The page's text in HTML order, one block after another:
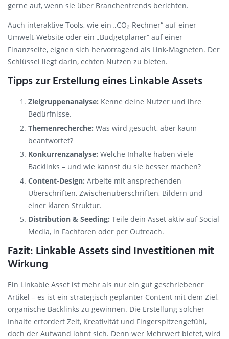
gerne auf, wenn sie über Branchentrends berichten.
Auch interaktive Tools, wie ein „CO₂-Rechner“ auf einer
Umwelt-Website oder ein „Budgetplaner“ auf einer
Finanzseite, eignen sich hervorragend als Link-Magneten. Der
Schlüssel liegt darin, echten Nutzen zu bieten.
Tipps zur Erstellung eines Linkable Assets
Zielgruppenanalyse: Kenne deine Nutzer und ihre
Bedürfnisse.
Themenrecherche: Was wird gesucht, aber kaum
beantwortet?
Konkurrenzanalyse: Welche Inhalte haben viele
Backlinks – und wie kannst du sie besser machen?
Content-Design: Arbeite mit ansprechenden
Überschriften, Zwischenüberschriften, Bildern und
einer klaren Struktur.
Distribution & Seeding: Teile dein Asset aktiv auf Social
Media, in Fachforen oder per Outreach.
Fazit: Linkable Assets sind Investitionen mit
Wirkung
Ein Linkable Asset ist mehr als nur ein gut geschriebener
Artikel – es ist ein strategisch geplanter Content mit dem Ziel,
organische Backlinks zu gewinnen. Die Erstellung solcher
Inhalte erfordert Zeit, Kreativität und Fingerspitzengefühl,
doch der Aufwand lohnt sich. Denn wer Mehrwert bietet, wird